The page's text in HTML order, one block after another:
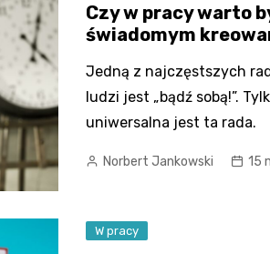
Czy w pracy warto
świadomym
Jedną z najczęstszych
ludzi jest „bądź sobą!”.
uniwersalna jest ta rada.
Norbert Jankowski 15
W pracy